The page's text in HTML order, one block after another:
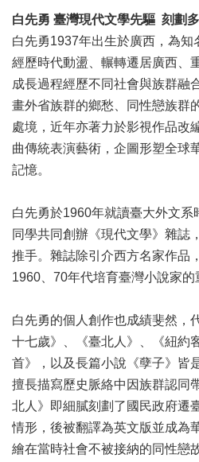
歷
年
文
化
節
慶
廉
政
專
珍
貴
文
化
補
助/
申
請
案
件
白先勇 臺灣現代文學先驅 刻劃
白先勇1937年出生於廣西，為
經歷時代動盪、輾轉遷居廣西、
成長過程經歷不同社會與族群融
畫外省族群的鄉愁、同性戀族群
處境，近年亦著力於影視作品改
曲傳統表演藝術，企圖形塑全球
記憶。
白先勇於1960年就讀臺大外文
同學共同創辦《現代文學》雜誌
推手。雜誌除引介西方名家作品
1960、70年代培育臺灣小說家的
白先勇的個人創作也成績斐然，
十七歲》、《臺北人》、《紐約
首》，以及長篇小說《孽子》皆
擅長描寫歷史脈絡中因族群認同
北人》即細膩刻劃了國民政府遷
情形，後被翻譯為英文版並成為
繪在當時社會不被接納的同性戀